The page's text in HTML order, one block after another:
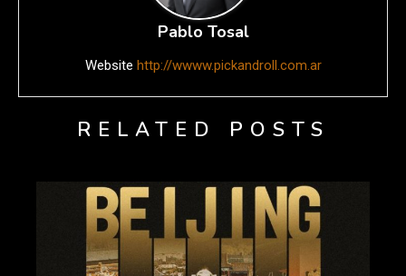
Pablo Tosal
Website http://wwww.pickandroll.com.ar
RELATED POSTS